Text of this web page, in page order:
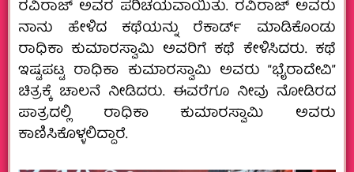
ರವಿರಾಜ್ ಅವರ ಪರಿಚಯವಾಯಿತು. ರವಿರಾಜ್ ಅವರು
ನಾನು ಹೇಳಿದ ಕಥೆಯನ್ನು ರೆಕಾರ್ಡ್ ಮಾಡಿಕೊಂಡು
ರಾಧಿಕಾ ಕುಮಾರಸ್ವಾಮಿ ಅವರಿಗೆ ಕಥೆ ಕೇಳಿಸಿದರು. ಕಥೆ
ಇಷ್ಟಪಟ್ಟ ರಾಧಿಕಾ ಕುಮಾರಸ್ವಾಮಿ ಅವರು “ಭೈರಾದೇವಿ”
ಚಿತ್ರಕ್ಕೆ ಚಾಲನೆ ನೀಡಿದರು. ಈವರೆಗೂ ನೀವು ನೋಡಿರದ
ಪಾತ್ರದಲ್ಲಿ ರಾಧಿಕಾ ಕುಮಾರಸ್ವಾಮಿ ಅವರು
ಕಾಣಿಸಿಕೊಳ್ಳಲಿದ್ದಾರೆ.